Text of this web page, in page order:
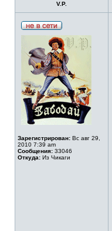
V.P.
Зарегистрирован: Вс авг 29,
2010 7:39 am
Сообщения: 33046
Откуда: Из Чикаги